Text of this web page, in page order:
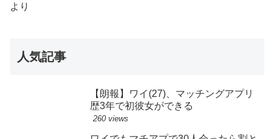
より
人気記事
【朗報】ワイ(27)、マッチングアプリ
歴3年で初彼女ができる
260 views